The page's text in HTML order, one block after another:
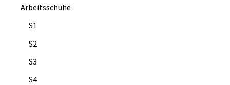
Arbeitsschuhe
S1
S2
S3
S4